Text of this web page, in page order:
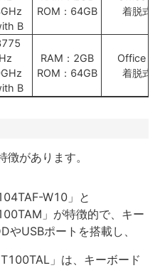
B
ROM：64GB
着脱式
B
RAM：2GB
ROM：64GB
Office
着脱式
があります。
W10」と
」が特徴的で、キー
USBポートを搭載し、
」は、キーボード